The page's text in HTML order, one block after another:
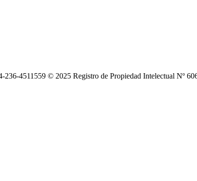
4511559 © 2025 Registro de Propiedad Intelectual Nº